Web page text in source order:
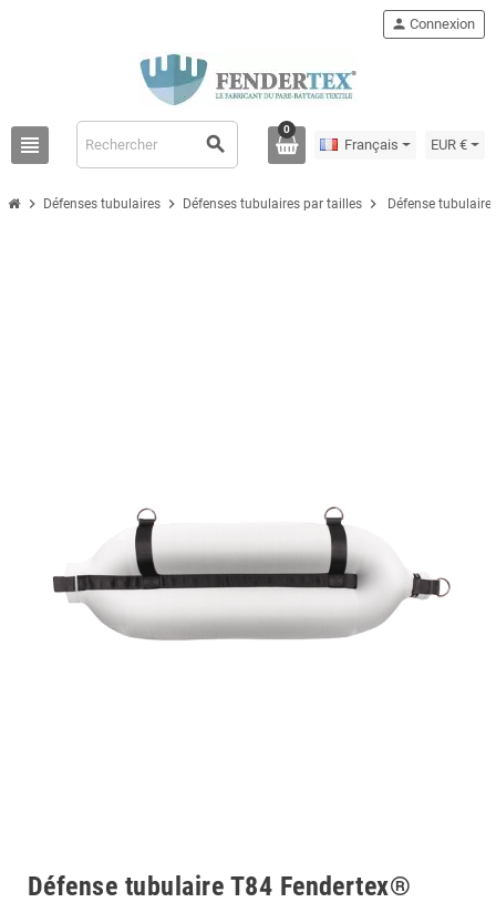
view_headline search
person Connexion
0
Français EUR €
chevron_right Défenses tubulaires chevron_right Défenses tubulaires par tailles chevron_right Défense
Défense tubulaire T84 Fendertex®